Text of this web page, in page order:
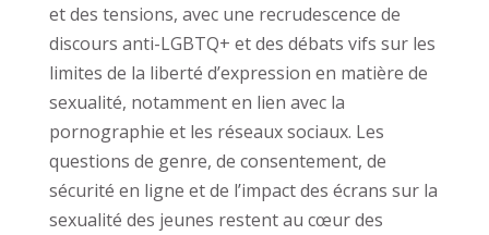
et des tensions, avec une recrudescence de
discours anti-LGBTQ+ et des débats vifs sur les
limites de la liberté d’expression en matière de
sexualité, notamment en lien avec la
pornographie et les réseaux sociaux. Les
questions de genre, de consentement, de
sécurité en ligne et de l’impact des écrans sur la
sexualité des jeunes restent au cœur des